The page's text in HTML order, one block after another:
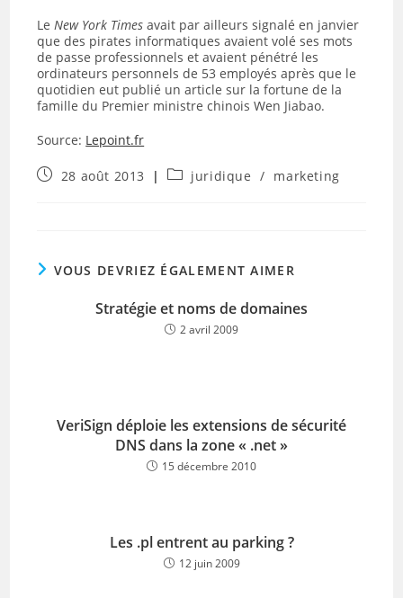
LeNew York Timesavait par ailleurs signalé en janvier
que des pirates informatiques avaient volé ses mots
de passe professionnels et avaient pénétré les
ordinateurs personnels de 53 employés après que le
quotidien eut publié un article sur la fortune de la
famille du Premier ministre chinois Wen Jiabao.
Source: Lepoint.fr
Publication
28 août 2013
Postjuridique / marketing
VOUS DEVRIEZ ÉGALEMENT AIMER
Stratégie et noms de domaines
2 avril 2009
VeriSign déploie les extensions de sécurité
DNS dans la zone « .net »
15 décembre 2010
Les .pl entrent au parking ?
12 juin 2009